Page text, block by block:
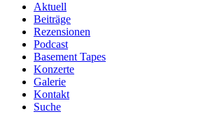
Aktuell
Beiträge
Rezensionen
Podcast
Basement Tapes
Konzerte
Galerie
Kontakt
Suche